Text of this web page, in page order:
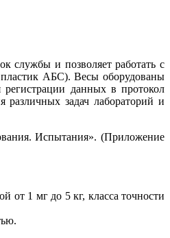
службы и позволяет работать с
пластик АБС). Весы оборудованы
данных в протокол
задач лабораторий и
Испытания». (Приложение
от 1 мг до 5 кг, класса точности